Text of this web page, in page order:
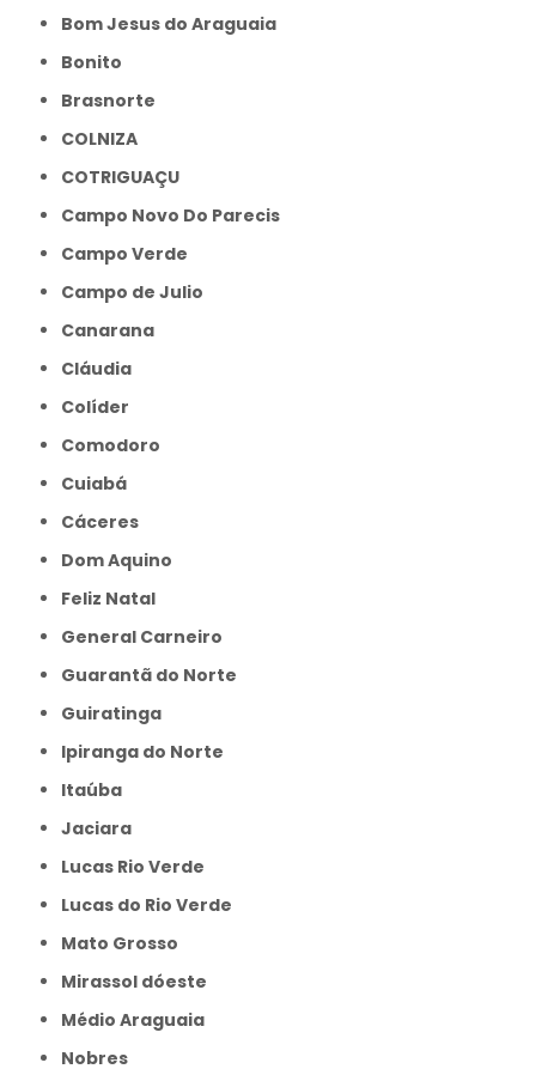
Bom Jesus do Araguaia
Bonito
Brasnorte
COLNIZA
COTRIGUAÇU
Campo Novo Do Parecis
Campo Verde
Campo de Julio
Canarana
Cláudia
Colíder
Comodoro
Cuiabá
Cáceres
Dom Aquino
Feliz Natal
General Carneiro
Guarantã do Norte
Guiratinga
Ipiranga do Norte
Itaúba
Jaciara
Lucas Rio Verde
Lucas do Rio Verde
Mato Grosso
Mirassol dóeste
Médio Araguaia
Nobres